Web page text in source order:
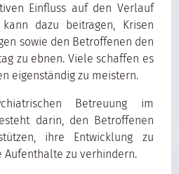
Einfluss auf den Verlauf
dazu beitragen, Krisen
sowie den Betroffenen den
zu ebnen. Viele schaffen es
eigenständig zu meistern.
Betreuung im
darin, den Betroffenen
ihre Entwicklung zu
zu verhindern.